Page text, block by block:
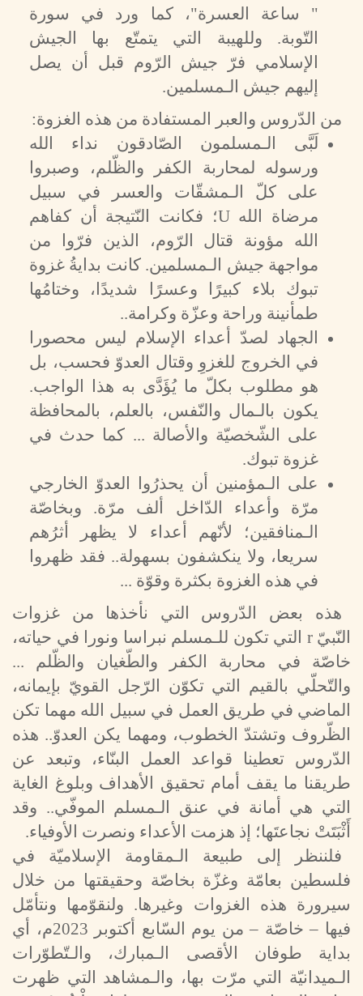
" ساعة العسرة"، كما ورد في سورة
التّوبة. وللهيبة التي يتمتّع بها الجيش
الإسلامي فرّ جيش الرّوم قبل أن يصل
إليهم جيش الـمسلمين.
من الدّروس والعبر المستفادة من هذه الغزوة:
لَبَّى الـمسلمون الصّادقون نداء الله
ورسوله لمحاربة الكفر والظّلم، وصبروا
على كلّ الـمشقّات والعسر في سبيل
مرضاة اللهU؛ فكانت النّتيجة أن كفاهم
الله مؤونة قتال الرّوم، الذين فرّوا من
مواجهة جيش الـمسلمين. كانت بدايةُ غزوة
تبوك بلاء كبيرًا وعسرًا شديدًا، وختامُها
طمأنينة وراحة وعزّة وكرامة..
الجهاد لصدّ أعداء الإسلام ليس محصورا
في الخروج للغزوِ وقتال العدوّ فحسب، بل
هو مطلوب بكلّ ما يُؤَدَّى به هذا الواجب.
يكون بالـمال والنّفس، بالعلم، بالمحافظة
على الشّخصيّة والأصالة ... كما حدث في
غزوة تبوك.
على الـمؤمنين أن يحذرُوا العدوّ الخارجي
مرّة وأعداء الدّاخل ألف مرّة. وبخاصّة
الـمنافقين؛ لأنّهم أعداء لا يظهر أثرُهم
سريعا، ولا ينكشفون بسهولة.. فقد ظهروا
في هذه الغزوة بكثرة وقوّة ...
هذه بعض الدّروس التي نأخذها من غزوات
النّبيّr التي تكون للـمسلم نبراسا ونورا في حياته،
خاصّة في محاربة الكفر والطّغيان والظّلم ...
والتّحلّي بالقيم التي تكوّن الرّجل القويّ بإيمانه،
الماضي في طريق العمل في سبيل الله مهما تكن
الظّروف وتشتدّ الخطوب، ومهما يكن العدوّ.. هذه
الدّروس تعطينا قواعد العمل البنّاء، وتبعد عن
طريقنا ما يقف أمام تحقيق الأهداف وبلوغ الغاية
التي هي أمانة في عنق الـمسلم الموفّي.. وقد
أَثْبَتَتْ نجاعتَها؛ إذ هزمت الأعداء ونصرت الأوفياء.
فلننظر إلى طبيعة الـمقاومة الإسلاميّة في
فلسطين بعامّة وغزّة بخاصّة وحقيقتها من خلال
سيرورة هذه الغزوات وغيرها. ولنقوّمها ونتأمّل
فيها – خاصّة – من يوم السّابع أكتوبر 2023م، أي
بداية طوفان الأقصى الـمبارك، والـتّطوّرات
الـميدانيّة التي مرّت بها، والـمشاهد التي ظهرت